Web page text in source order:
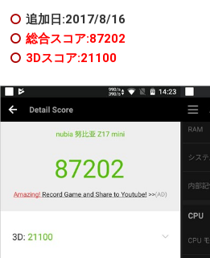
追加日:2017/8/16
総合スコア:87202
3Dスコア:21100